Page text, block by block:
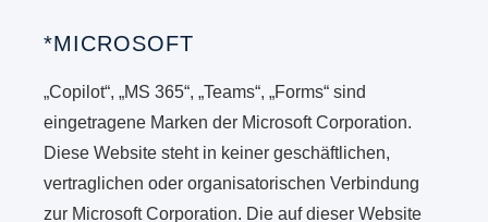
*MICROSOFT
„Copilot“, „MS 365“, „Teams“, „Forms“ sind
eingetragene Marken der Microsoft Corporation.
Diese Website steht in keiner geschäftlichen,
vertraglichen oder organisatorischen Verbindung
zur Microsoft Corporation. Die auf dieser Website